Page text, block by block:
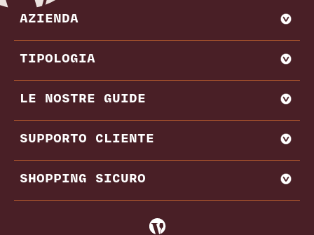
AZIENDA
CHI SIAMO
VADEMECUM VINODOO
ENOWEB
VENDI CON NOI
TIPOLOGIA
AGLIANICO
AMARONE
BAROLO
BRUNELLO DI MONTALCINO
CHIANTI
LE NOSTRE GUIDE
MIGLIORI PRODUTTORI E CANTINE ITALIA
MIGLIORI PRODUTTORI E CANTINE FRANCIA
REGIONI VINICOLE
VITIGNI
DAL NOSTRO MAGAZINE
SUPPORTO CLIENTE
CONTATTI
DOMANDE FREQUENTI
TERMINI E CONDIZIONI
SHOPPING SICURO
I tuoi pagamenti online con